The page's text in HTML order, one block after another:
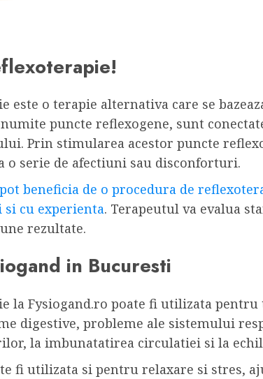
este o terapie alternativa care se
puncte reflexogene, sunt
Prin stimularea acestor puncte
o serie de afectiuni sau disconforturi.
beneficia de o procedura de
si cu experienta. Terapeutul va evalua
rezultate.
in Bucuresti
la Fysiogand.ro poate fi utilizata
digestive, probleme ale sistemului
la imbunatatirea circulatiei si la
fi utilizata si pentru relaxare si stres,